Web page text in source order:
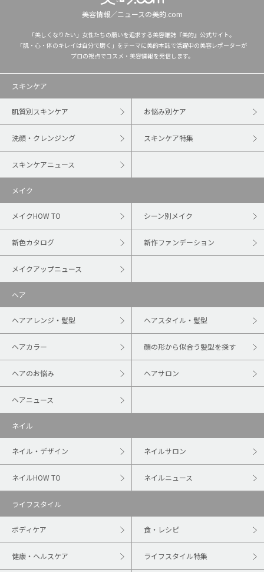
美容情報／ニュースの美的.com
「美しくなりたい」女性たちの願いを追求する美容雑誌『美的』公式サイト。
「肌・心・体のキレイは自分で磨く」をテーマに美的本誌で活躍中の美容レポーターが
プロの視点でコスメ・美容情報を発信します。
スキンケア
肌質別スキンケア お悩み別ケア
洗顔・クレンジング スキンケア特集
スキンケアニュース
メイク
メイクHOW TO シーン別メイク
新色カタログ 新作ファンデーション
メイクアップニュース
ヘア
ヘアアレンジ・髪型 ヘアスタイル・髪型
ヘアカラー 顔の形から似合う髪型を探す
ヘアのお悩み ヘアサロン
ヘアニュース
ネイル
ネイル・デザイン ネイルサロン
ネイルHOW TO ネイルニュース
ライフスタイル
ボディケア 食・レシピ
健康・ヘルスケア ライフスタイル特集